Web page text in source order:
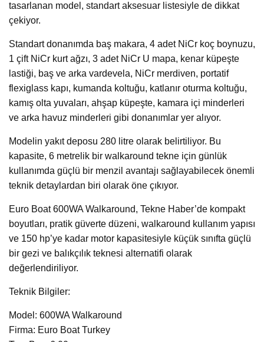
tasarlanan model, standart aksesuar listesiyle de dikkat
çekiyor.
Standart donanımda baş makara, 4 adet NiCr koç boynuzu,
1 çift NiCr kurt ağzı, 3 adet NiCr U mapa, kenar küpeşte
lastiği, baş ve arka vardevela, NiCr merdiven, portatif
flexiglass kapı, kumanda koltuğu, katlanır oturma koltuğu,
kamış olta yuvaları, ahşap küpeşte, kamara içi minderleri
ve arka havuz minderleri gibi donanımlar yer alıyor.
Modelin yakıt deposu 280 litre olarak belirtiliyor. Bu
kapasite, 6 metrelik bir walkaround tekne için günlük
kullanımda güçlü bir menzil avantajı sağlayabilecek önemli
teknik detaylardan biri olarak öne çıkıyor.
Euro Boat 600WA Walkaround, Tekne Haber’de kompakt
boyutları, pratik güverte düzeni, walkaround kullanım yapısı
ve 150 hp’ye kadar motor kapasitesiyle küçük sınıfta güçlü
bir gezi ve balıkçılık teknesi alternatifi olarak
değerlendiriliyor.
Teknik Bilgiler:
Model: 600WA Walkaround
Firma: Euro Boat Turkey